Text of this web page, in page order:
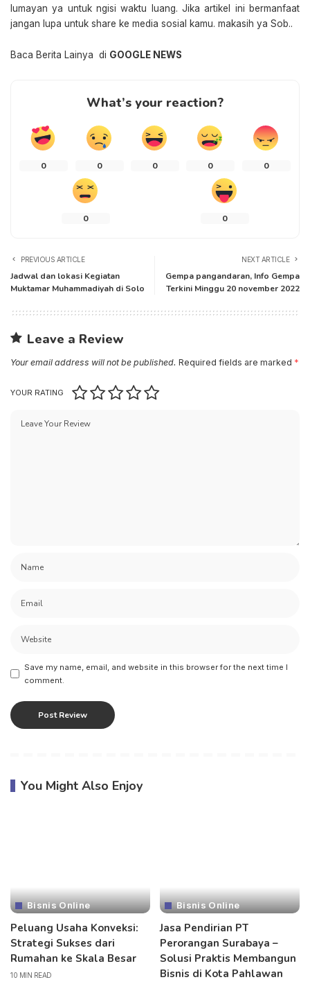
lumayan ya untuk ngisi waktu luang. Jika artikel ini bermanfaat
jangan lupa untuk share ke media sosial kamu. makasih ya Sob..
Baca Berita Lainya di GOOGLE NEWS
What’s your reaction?
0 0 0 0 0
0 0
PREVIOUS ARTICLE
Jadwal dan lokasi Kegiatan
Muktamar Muhammadiyah di Solo
NEXT ARTICLE
Gempa pangandaran, Info Gempa
Terkini Minggu 20 november 2022
Leave a Review
Your email address will not be published. Required fields are marked *
YOUR RATING
Save my name, email, and website in this browser for the next time I
comment.
You Might Also Enjoy
Bisnis Online
Peluang Usaha Konveksi:
Strategi Sukses dari
Rumahan ke Skala Besar
10 MIN READ
Bisnis Online
Jasa Pendirian PT
Perorangan Surabaya –
Solusi Praktis Membangun
Bisnis di Kota Pahlawan